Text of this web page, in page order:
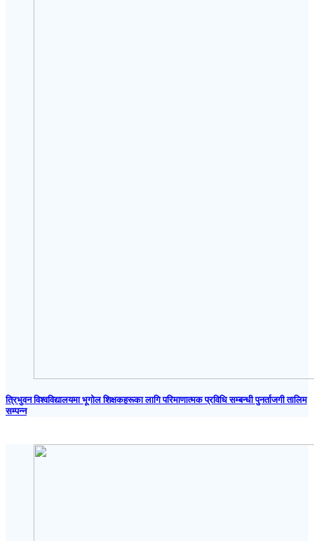
त्रिभुवन विश्वविद्यालयमा भूगोल शिक्षकहरूका लागि परिमाणात्मक प्रविधि सम्बन्धी पुनर्ताजगी तालिम
सम्पन्न